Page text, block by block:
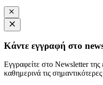
Κάντε εγγραφή στο
Εγγραφείτε στο Newsletter της
καθημερινά τις